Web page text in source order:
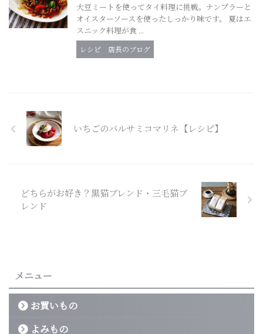
大豆ミートを使ってタイ料理に挑戦。ナンプラーと
オイスターソースを使ったしっかり味です。 夏はエ
スニック料理が食 ...
レシピ 店長のブログ
いちごのバルサミコマリネ【レシピ】
どちらがお好き？黒猫ブレンド・三毛猫ブ
レンド
メニュー
お買いもの
よみもの